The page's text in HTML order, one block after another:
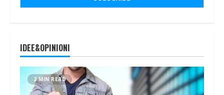
IDEE&OPINIONI
2 MIN READ